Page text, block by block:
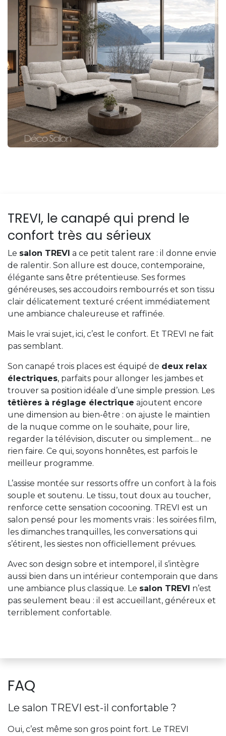
TREVI, le canapé qui prend le
confort très au sérieux
Le salon TREVI a ce petit talent rare : il donne envie
de ralentir. Son allure est douce, contemporaine,
élégante sans être prétentieuse. Ses formes
généreuses, ses accoudoirs rembourrés et son tissu
clair délicatement texturé créent immédiatement
une ambiance chaleureuse et raffinée.
Mais le vrai sujet, ici, c’est le confort. Et TREVI ne fait
pas semblant.
Son canapé trois places est équipé de deux relax
électriques, parfaits pour allonger les jambes et
trouver sa position idéale d’une simple pression. Les
têtières à réglage électrique ajoutent encore
une dimension au bien-être : on ajuste le maintien
de la nuque comme on le souhaite, pour lire,
regarder la télévision, discuter ou simplement… ne
rien faire. Ce qui, soyons honnêtes, est parfois le
meilleur programme.
L’assise montée sur ressorts offre un confort à la fois
souple et soutenu. Le tissu, tout doux au toucher,
renforce cette sensation cocooning. TREVI est un
salon pensé pour les moments vrais : les soirées film,
les dimanches tranquilles, les conversations qui
s’étirent, les siestes non officiellement prévues.
Avec son design sobre et intemporel, il s’intègre
aussi bien dans un intérieur contemporain que dans
une ambiance plus classique. Le salon TREVI n’est
pas seulement beau : il est accueillant, généreux et
terriblement confortable.
FAQ
Le salon TREVI est-il confortable ?
Oui, c’est même son gros point fort. Le TREVI